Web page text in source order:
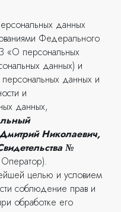
данных
Федерального
«О персональных
данных) и
данных и
и
данных,
Николаевич,
№
целью и условием
соблюдение прав и
обработке его